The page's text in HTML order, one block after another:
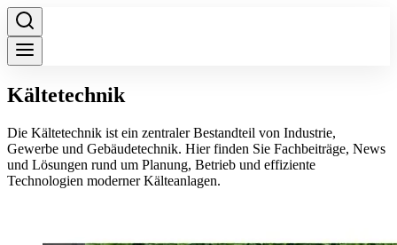
Kältetechnik
Die Kältetechnik ist ein zentraler Bestandteil von Industrie,
Gewerbe und Gebäudetechnik. Hier finden Sie Fachbeiträge, News
und Lösungen rund um Planung, Betrieb und effiziente
Technologien moderner Kälteanlagen.